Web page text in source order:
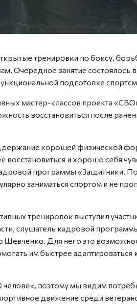
тренировки по боксу,
Очередное занятие состоялось в
подготовке
мастер-классов проекта
восстановиться после
хорошей физической
и хорошо себя
программы «Защитники.
заниматься спортом и не
тренировок выступил
слушатель кадровой
Для него это
им быстрее адаптироваться
поэтому мы видим
движение среди